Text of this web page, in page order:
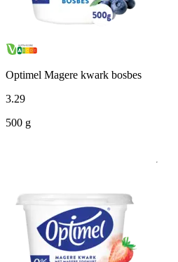
Optimel Magere kwark bosbes
3.29
500 g